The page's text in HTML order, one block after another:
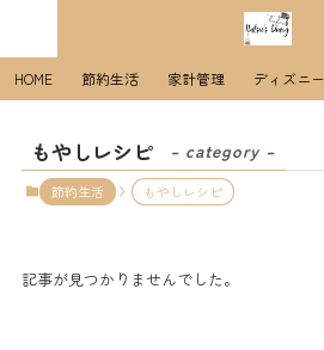
HOME 節約生活 家計管理 ディズニー
もやしレシピ – category –
節約生活 もやしレシピ
記事が見つかりませんでした。